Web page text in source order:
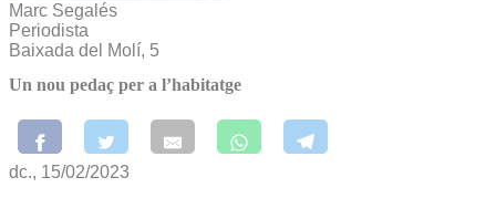
Marc Segalés
Periodista
Baixada del Molí, 5
Un nou pedaç per a l’habitatge
dc., 15/02/2023